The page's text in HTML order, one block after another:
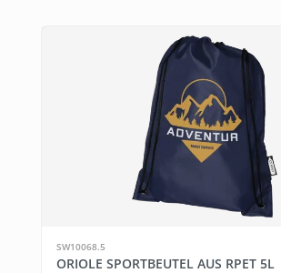
SW10068.5
ORIOLE SPORTBEUTEL AUS RPET 5L